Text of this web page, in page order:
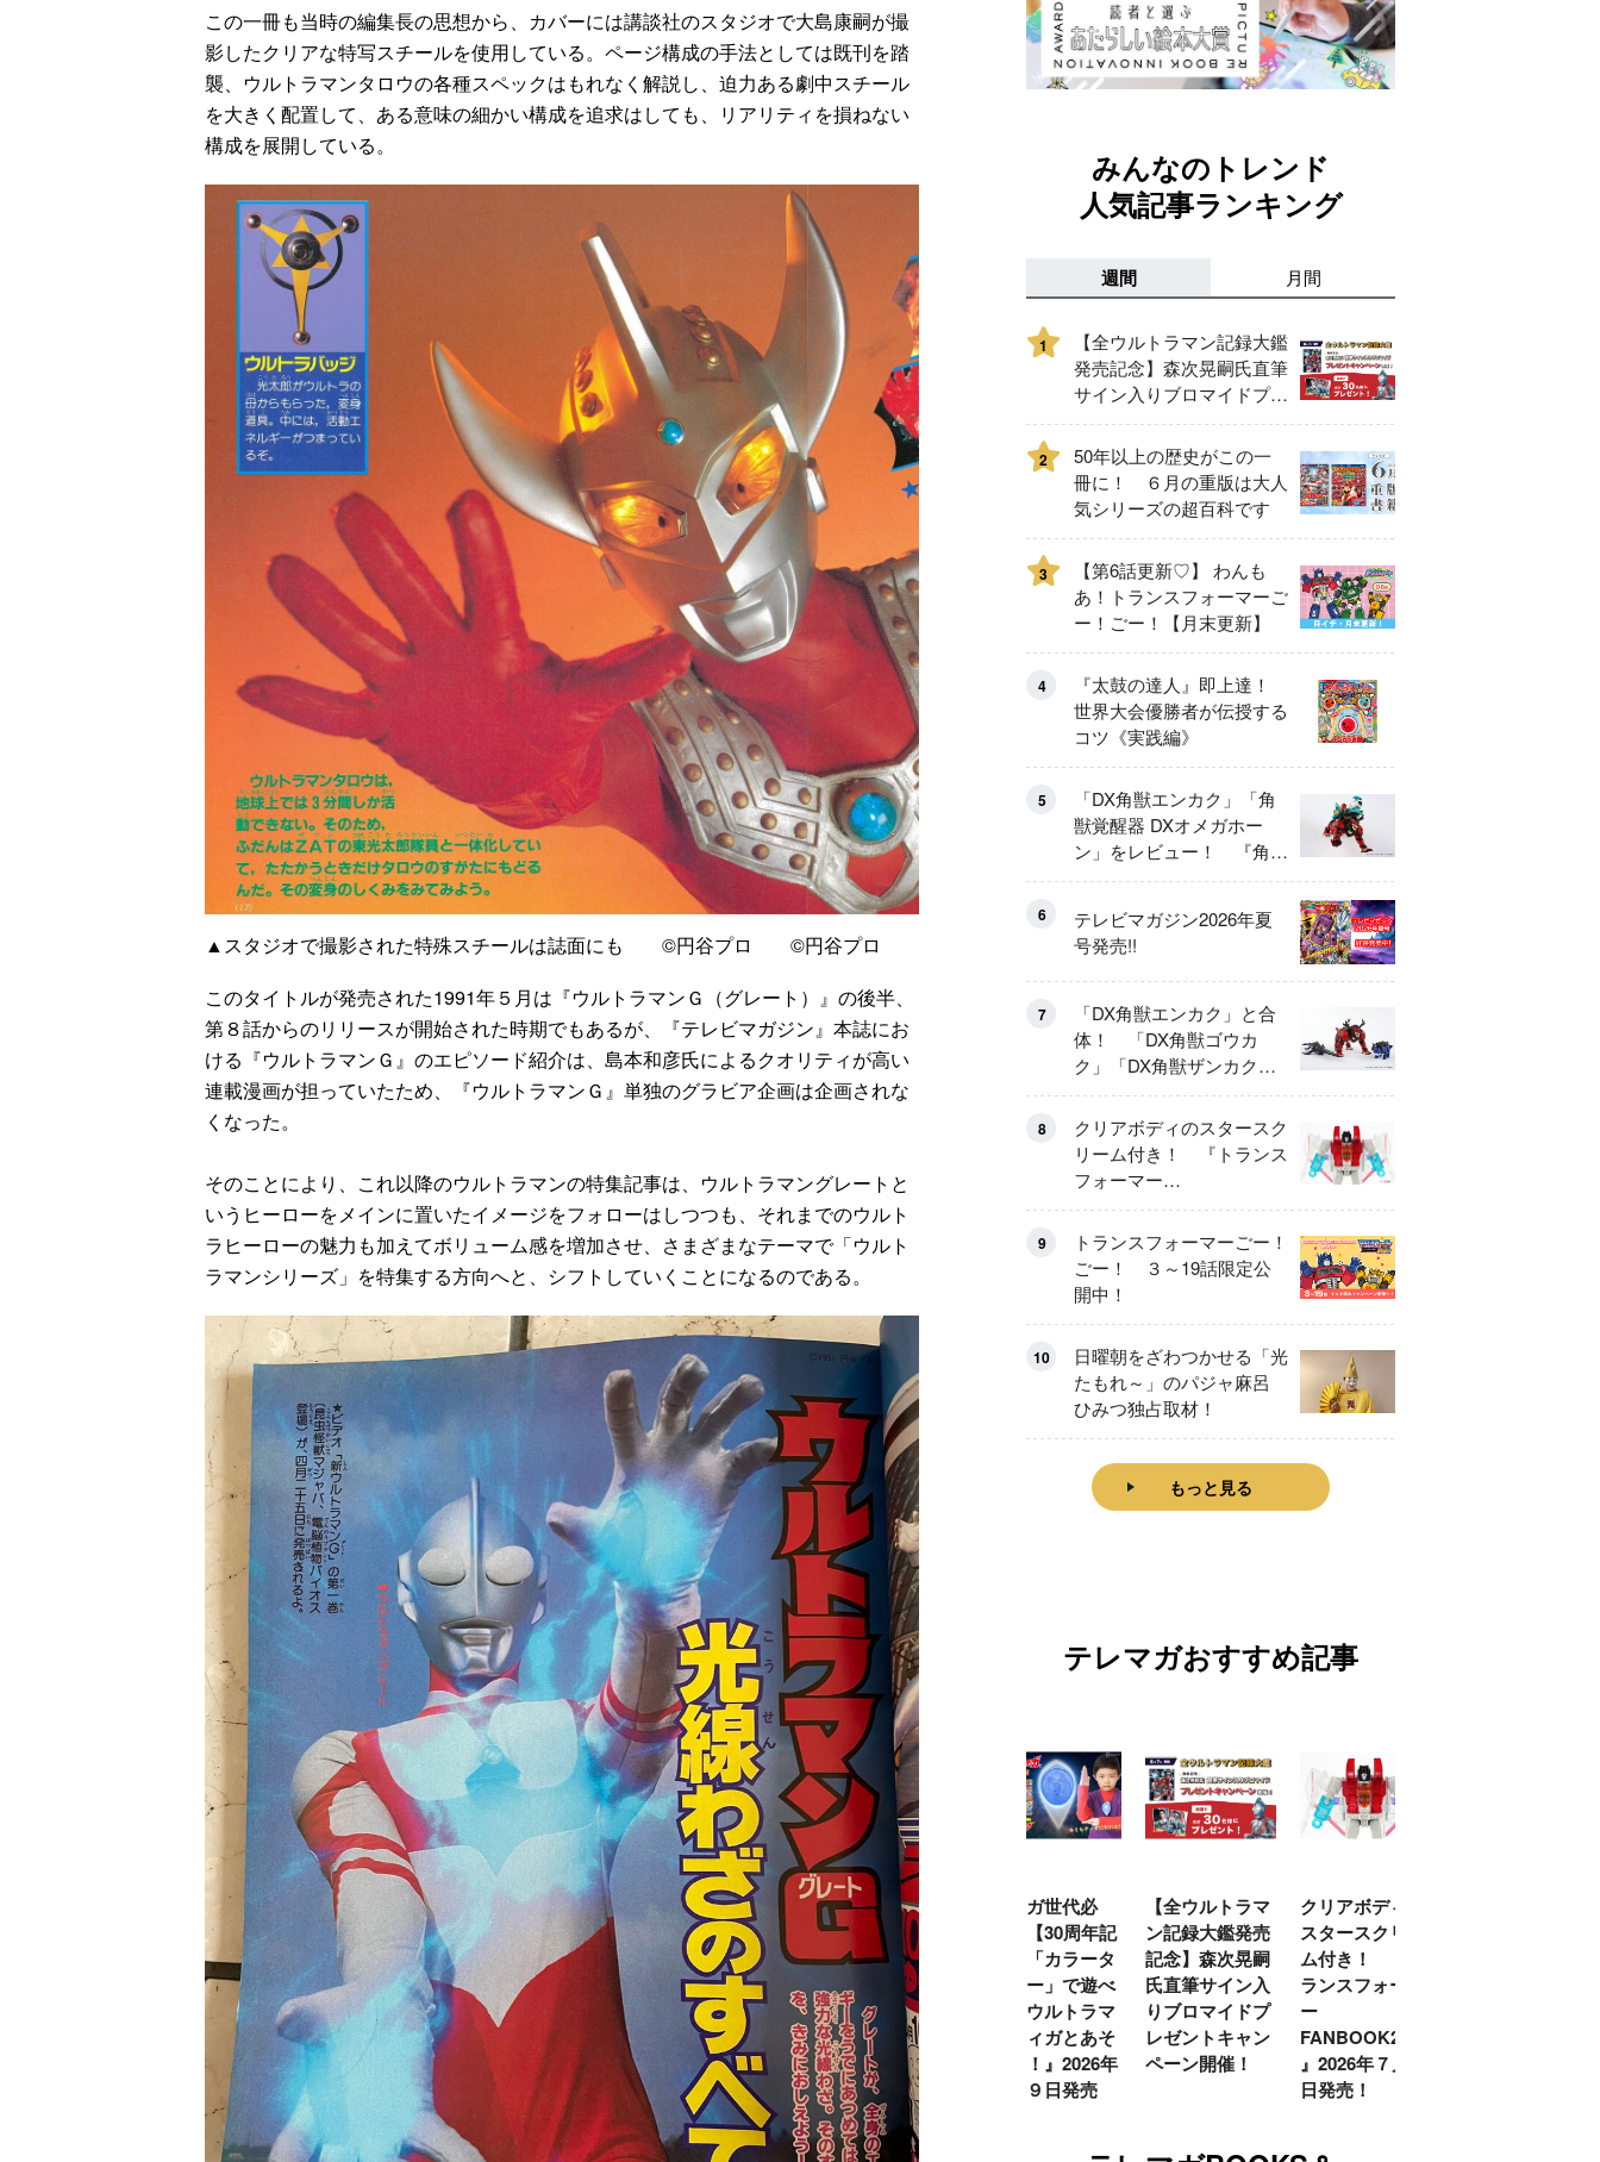
この一冊も当時の編集長の思想から、カバーには講談社のスタジオで大島康嗣が撮
影したクリアな特写スチールを使用している。ページ構成の手法としては既刊を踏
襲、ウルトラマンタロウの各種スペックはもれなく解説し、迫力ある劇中スチール
を大きく配置して、ある意味の細かい構成を追求はしても、リアリティを損ねない
構成を展開している。
▲スタジオで撮影された特殊スチールは誌面にも ©円谷プロ ©円谷プロ
このタイトルが発売された1991年５月は『ウルトラマンＧ（グレート）』の後半、
第８話からのリリースが開始された時期でもあるが、『テレビマガジン』本誌にお
ける『ウルトラマンＧ』のエピソード紹介は、島本和彦氏によるクオリティが高い
連載漫画が担っていたため、『ウルトラマンＧ』単独のグラビア企画は企画されな
くなった。
そのことにより、これ以降のウルトラマンの特集記事は、ウルトラマングレートと
いうヒーローをメインに置いたイメージをフォローはしつつも、それまでのウルト
ラヒーローの魅力も加えてボリューム感を増加させ、さまざまなテーマで「ウルト
ラマンシリーズ」を特集する方向へと、シフトしていくことになるのである。
みんなのトレンド
人気記事ランキング
週間 月間
1
【全ウルトラマン記録大鑑
発売記念】森次晃嗣氏直筆
サイン入りブロマイドプレ
ゼントキャンペーン開催！
2
50年以上の歴史がこの一
冊に！ ６月の重版は大人
気シリーズの超百科です
3
【第6話更新♡】 わんも
あ！トランスフォーマーご
ー！ごー！【月末更新】
4
『太鼓の達人』即上達！
世界大会優勝者が伝授する
コツ《実践編》
5
「DX角獣エンカク」「角
獣覚醒器 DXオメガホー
ン」をレビュー！ 『角醒
ハンター オメガホーン』
6
テレビマガジン2026年夏
号発売!!
7
「DX角獣エンカク」と合
体！ 「DX角獣ゴウカ
ク」「DX角獣ザンカク」
をレビュー！
8
クリアボディのスタースク
リーム付き！ 『トランス
フォーマー
FANBOOK2026』2026年
７月31日発売！
9
トランスフォーマーごー！
ごー！ ３～19話限定公
開中！
10
日曜朝をざわつかせる「光
たもれ～」のパジャ麻呂
ひみつ独占取材！
もっと見る
テレマガおすすめ記事
【特別編】トラ
ンスフォーマー
ごー！ごー！
【月イチ更新】
【第6話更新
♡】 わんもあ！
トランスフォー
マーごー！ご
ー！【月末更
新】
ウルトラマンシ
リーズ60周年記
念！ ウルトラ
セブン＝モロボ
シ・ダンを演じ
た森次晃嗣氏特
別インタビュー
仮面ライダー誕
生55周年記
念！ 仮面ライ
ダー１号＝本郷
猛を演じた藤岡
弘、氏特別イン
タビュー
テレビマガジン
2026年夏号発
売!!
ティガ世代必
見！【30周年記
念】「カラータ
イマー」で遊べ
る『ウルトラマ
ンティガとあそ
ぼう！』2026年
７月９日発売
【全ウルトラマ
ン記録大鑑発売
記念】森次晃嗣
氏直筆サイン入
りブロマイドプ
レゼントキャン
ペーン開催！
クリアボディの
スタースクリー
ム付き！ 『ト
ランスフォーマ
ー
FANBOOK2026
』2026年７月31
日発売！